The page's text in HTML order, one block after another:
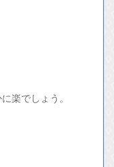
楽でしょう。